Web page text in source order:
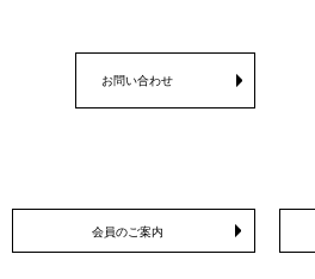
お問い合わせ
会員のご案内